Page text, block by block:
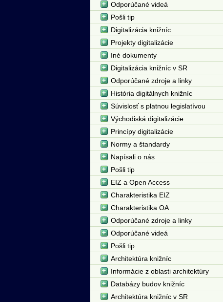
Odporúčané videá
Pošli tip
Digitalizácia knižníc
Projekty digitalizácie
Iné dokumenty
Digitalizácia knižníc v SR
Odporúčané zdroje a linky
História digitálnych knižníc
Súvislosť s platnou legislatívou
Východiská digitalizácie
Princípy digitalizácie
Normy a štandardy
Napísali o nás
Pošli tip
EIZ a Open Access
Charakteristika EIZ
Charakteristika OA
Odporúčané zdroje a linky
Odporúčané videá
Pošli tip
Architektúra knižníc
Informácie z oblasti architektúry
Databázy budov knižníc
Architektúra knižníc v SR